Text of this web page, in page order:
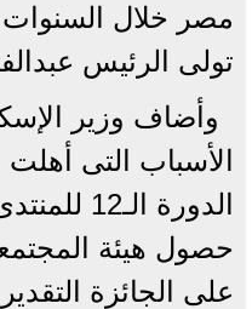
مصر خلال السنوات
تولى الرئيس
وأضاف وزير
الأسباب التى
الدورة
حصول هيئة
على الجائزة